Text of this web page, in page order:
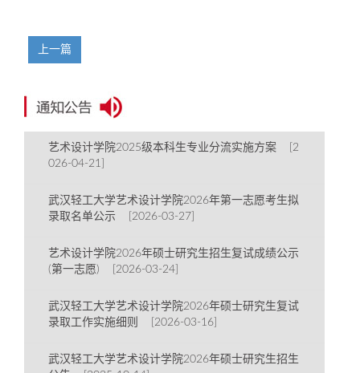
上一篇
艺术设计学院2025级本科生专业分流实施方案 [2
026-04-21]
武汉轻工大学艺术设计学院2026年第一志愿考生拟
录取名单公示 [2026-03-27]
艺术设计学院2026年硕士研究生招生复试成绩公示
(第一志愿) [2026-03-24]
武汉轻工大学艺术设计学院2026年硕士研究生复试
录取工作实施细则 [2026-03-16]
武汉轻工大学艺术设计学院2026年硕士研究生招生